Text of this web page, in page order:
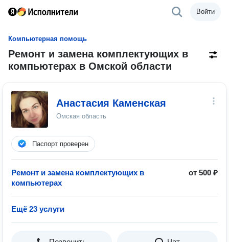
Войти
Компьютерная помощь
Ремонт и замена комплектующих в
компьютерах в Омской области
Анастасия Каменская
Омская область
Паспорт проверен
Ремонт и замена комплектующих в
компьютерах
от 500 ₽
Ещё 23 услуги